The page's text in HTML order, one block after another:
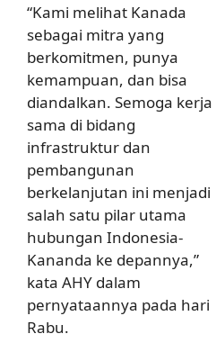
“Kami melihat Kanada
sebagai mitra yang
berkomitmen, punya
kemampuan, dan bisa
diandalkan. Semoga kerja
sama di bidang
infrastruktur dan
pembangunan
berkelanjutan ini menjadi
salah satu pilar utama
hubungan Indonesia-
Kananda ke depannya,”
kata AHY dalam
pernyataannya pada hari
Rabu.